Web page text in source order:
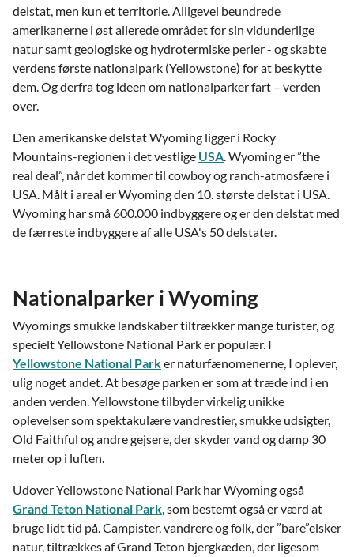
delstat, men kun et territorie. Alligevel beundrede
amerikanerne i øst allerede området for sin vidunderlige
natur samt geologiske og hydrotermiske perler - og skabte
verdens første nationalpark (Yellowstone) for at beskytte
dem. Og derfra tog ideen om nationalparker fart – verden
over.
Den amerikanske delstat Wyoming ligger i Rocky
Mountains-regionen i det vestlige USA. Wyoming er ”the
real deal”, når det kommer til cowboy og ranch-atmosfære i
USA. Målt i areal er Wyoming den 10. største delstat i USA.
Wyoming har små 600.000 indbyggere og er den delstat med
de færreste indbyggere af alle USA's 50 delstater.
Nationalparker i Wyoming
Wyomings smukke landskaber tiltrækker mange turister, og
specielt Yellowstone National Park er populær. I
Yellowstone National Parker naturfænomenerne, I oplever,
ulig noget andet. At besøge parken er som at træde ind i en
anden verden. Yellowstone tilbyder virkelig unikke
oplevelser som spektakulære vandrestier, smukke udsigter,
Old Faithful og andre gejsere, der skyder vand og damp 30
meter op i luften.
Udover Yellowstone National Park har Wyoming også
Grand Teton National Park, som bestemt også er værd at
bruge lidt tid på. Campister, vandrere og folk, der ”bare”elsker
natur, tiltrækkes af Grand Teton bjergkæden, der ligesom